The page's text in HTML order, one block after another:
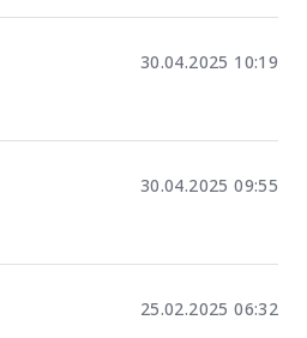
30.04.2025 10:19
30.04.2025 09:55
25.02.2025 06:32